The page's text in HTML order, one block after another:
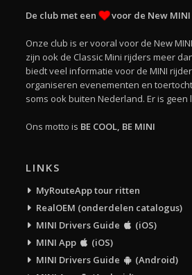
De club met een voor de New MINI
Onze club is er vooral voor de New
zijn ook de Classic Mini rijders meer
biedt veel informatie voor de MINI
organiseren evenementen en
soms ook buiten Nederland. Er is geen
Ons motto is BE COOL, BE MINI
LINKS
MyRouteApp tour ritten
RealOEM (onderdelen catalogus)
MINI Drivers Guide
(iOS)
MINI App
(iOS)
MINI Drivers Guide
(Android)